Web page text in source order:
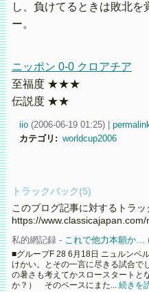
し、負けてるときは敗北を
ー。
ニッポン 0-0 クロアチア
至福度 ★★★
伝説度 ★★
iio (2006-06-19 01:25)
カテゴリ : worldcup2006
トラックバック(5)
このブログ記事に対するトラ
https://
私的網記録 - これで他力本願か…
■グループF 28 6月18日 ニュルン
けかい。とその一言に尽きる試合
の暑さも考えてかスロースタートと
か？） そのペースにまた... 続きを